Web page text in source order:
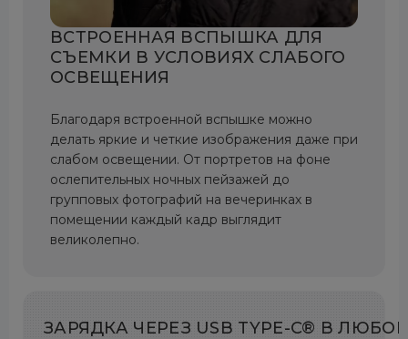
ВСТРОЕННАЯ ВСПЫШКА ДЛЯ
СЪЕМКИ В УСЛОВИЯХ СЛАБОГО
ОСВЕЩЕНИЯ
Благодаря встроенной вспышке можно
делать яркие и четкие изображения даже при
слабом освещении. От портретов на фоне
ослепительных ночных пейзажей до
групповых фотографий на вечеринках в
помещении каждый кадр выглядит
великолепно.
ЗАРЯДКА ЧЕРЕЗ USB TYPE-C® В